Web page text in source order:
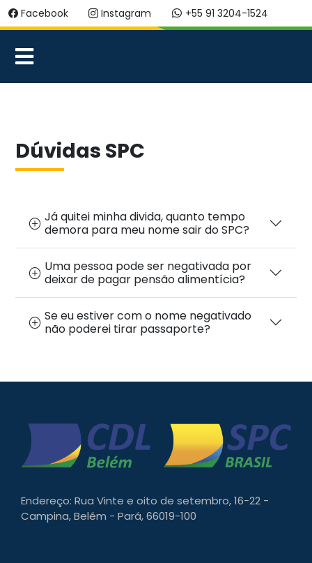
Facebook Instagram +55 91 3204-1524
Dúvidas SPC
Já quitei minha divida, quanto tempo
demora para meu nome sair do SPC?
Uma pessoa pode ser negativada por
deixar de pagar pensão alimentícia?
Se eu estiver com o nome negativado
não poderei tirar passaporte?
Endereço: Rua Vinte e oito de setembro, 16-22 -
Campina, Belém - Pará, 66019-100